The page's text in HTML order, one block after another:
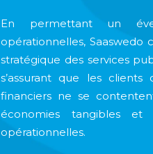
En permettant un
opérationnelles,
stratégique des services
s’assurant que les
financiers ne se
économies tangibles et
opérationnelles.